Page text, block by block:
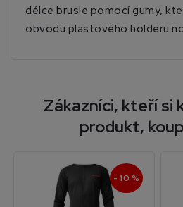
délce brusle pomocí gumy,
obvodu plastového holderu
Zákazníci, kteří si
produkt,
- 10 %